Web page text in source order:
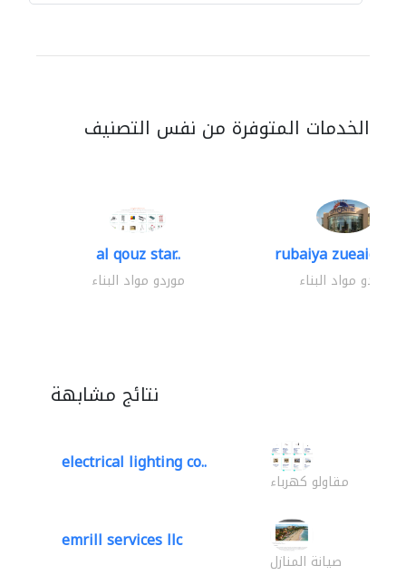
الخدمات المتوفرة من نفس التصنيف
al qouz star..
موردو مواد البناء
rubaiya zueaid
موردو مواد البناء
نتائج مشابهة
electrical lighting co..
مقاولو كهرباء
emrill services llc
صيانة المنازل